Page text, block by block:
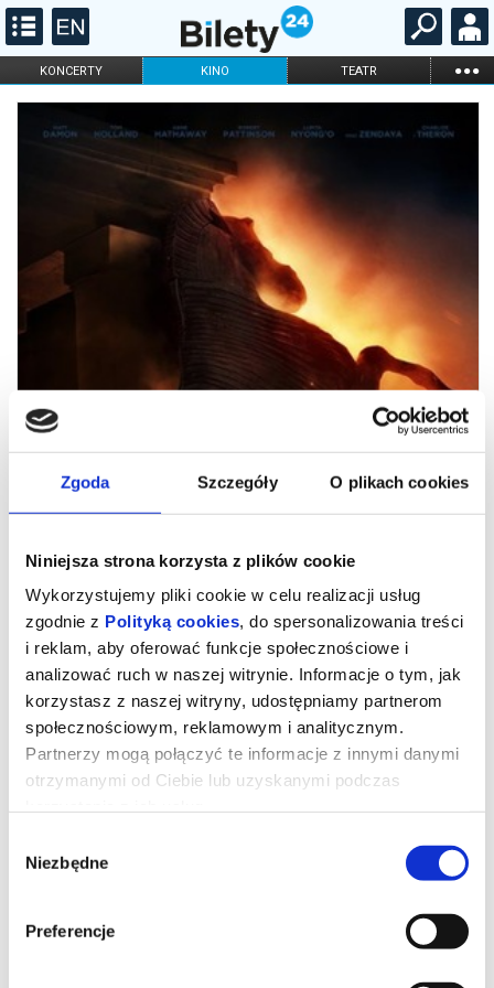
Zgoda Szczegóły O plikach cookies
Niniejsza strona korzysta z plików cookie
Wykorzystujemy pliki cookie w celu realizacji usług
zgodnie z Polityką cookies, do spersonalizowania treści
i reklam, aby oferować funkcje społecznościowe i
analizować ruch w naszej witrynie. Informacje o tym, jak
korzystasz z naszej witryny, udostępniamy partnerom
społecznościowym, reklamowym i analitycznym.
Partnerzy mogą połączyć te informacje z innymi danymi
otrzymanymi od Ciebie lub uzyskanymi podczas
zgody
Niezbędne
Preferencje
KONCERTY KINO TEATR ...
FILHARMONIA OPERA I BALET
DLA DZIECI
ONLINE KARNETY
Odyseja
"Odyseja" to historia Odyseusza, królu Itaki, podczas jego długiej i
trojańskiej. Opisuje jego spotkania z mitycznymi istotami, takimi